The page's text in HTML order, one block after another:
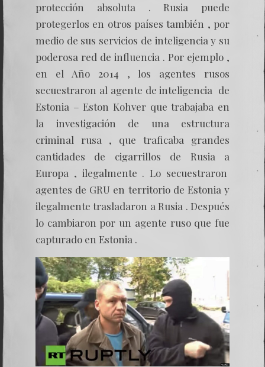
protección absoluta . Rusia puede
protegerlos en otros países también , por
medio de sus servicios de inteligencia y su
poderosa red de influencia . Por ejemplo ,
en el Año 2014 , los agentes rusos
secuestraron al agente de inteligencia de
Estonia – Eston Kohver que trabajaba en
la investigación de una estructura
criminal rusa , que traficaba grandes
cantidades de cigarrillos de Rusia a
Europa , ilegalmente . Lo secuestraron
agentes de GRU en territorio de Estonia y
ilegalmente trasladaron a Rusia . Después
lo cambiaron por un agente ruso que fue
capturado en Estonia .